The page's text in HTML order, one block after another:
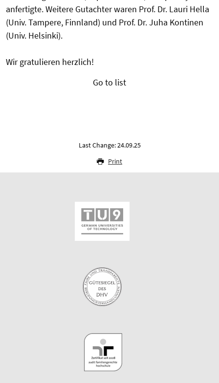
anfertigte. Weitere Gutachter waren Prof. Dr. Lauri Hella
(Univ. Tampere, Finnland) und Prof. Dr. Juha Kontinen
(Univ. Helsinki).
Wir gratulieren herzlich!
Go to list
Last Change: 24.09.25
Print